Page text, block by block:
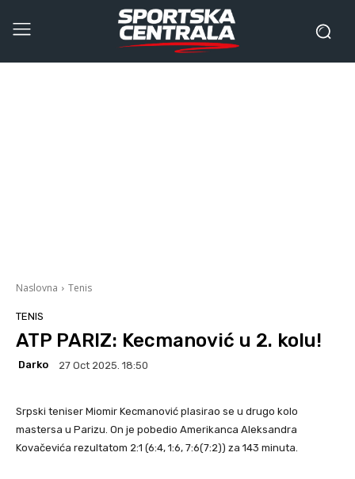
Naslovna Tenis
TENIS
ATP PARIZ: Kecmanović u 2. kolu!
Darko 27 Oct 2025. 18:50
Srpski teniser Miomir Kecmanović plasirao se u drugo kolo
mastersa u Parizu. On je pobedio Amerikanca Aleksandra
Kovačevića rezultatom 2:1 (6:4, 1:6, 7:6(7:2)) za 143 minuta.